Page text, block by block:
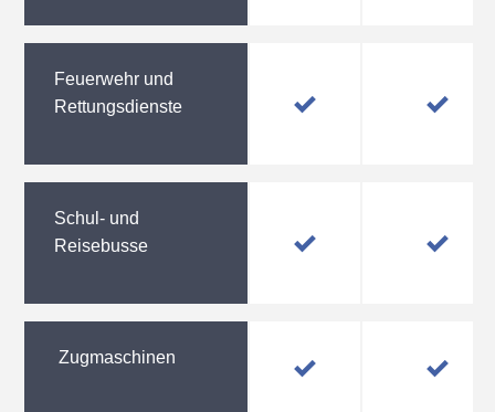
Feuerwehr und
Rettungsdienste
Schul- und
Reisebusse
Zugmaschinen